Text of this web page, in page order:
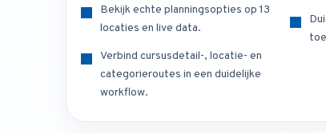
Bekijk echte planningsopties op 13
locaties en live data.
Verbind cursusdetail-, locatie- en
categorieroutes in een duidelijke
workflow.